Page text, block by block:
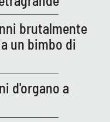
brutalmente
un bimbo di
d'organo a